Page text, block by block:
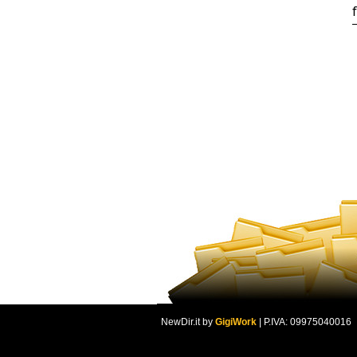
NewDir.it by GigiWork | P.IVA: 09975040016